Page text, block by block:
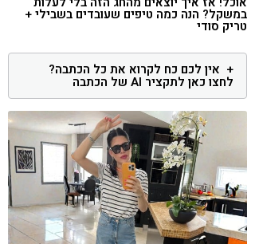
גישות בתזונה
דיאטה
ילדים
תזונה וספורט
הפרעות קשב & ריכוז
אכילה רגשית
רגישות לגלוטן
טעים להכיר
טבעונות
במשקל? הנה כמה טיפים שעובדים בשבילי +
טריק סודי
אין לכם כח לקרוא את כל הכתבה?
לחצו כאן לתקציר AI של הכתבה